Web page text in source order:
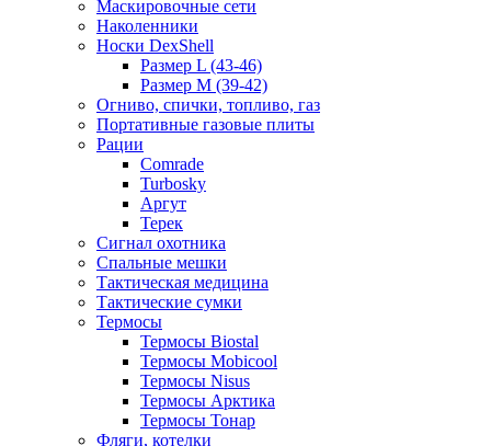
Маскировочные сети
Наколенники
Носки DexShell
Размер L (43-46)
Размер M (39-42)
Огниво, спички, топливо, газ
Портативные газовые плиты
Рации
Comrade
Turbosky
Аргут
Терек
Сигнал охотника
Спальные мешки
Тактическая медицина
Тактические сумки
Термосы
Термосы Biostal
Термосы Mobicool
Термосы Nisus
Термосы Арктика
Термосы Тонар
Фляги, котелки